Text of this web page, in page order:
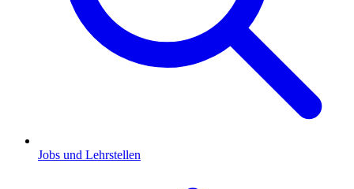
Jobs und Lehrstellen